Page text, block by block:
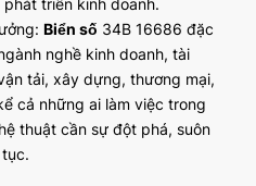
triển kinh doanh.
Biển số 34B 16686 đặc
nghề kinh doanh, tài
tải, xây dựng, thương mại,
cả những ai làm việc trong
thuật cần sự đột phá, suôn